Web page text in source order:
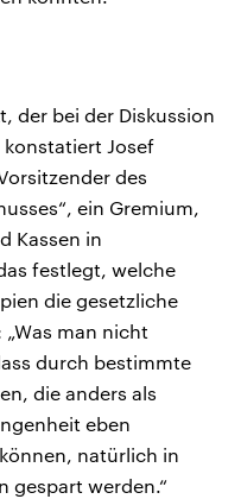
der bei der Diskussion
konstatiert Josef
des
ein Gremium,
Kassen in
festlegt, welche
die gesetzliche
man nicht
durch bestimmte
die anders als
eben
natürlich in
gespart werden.“